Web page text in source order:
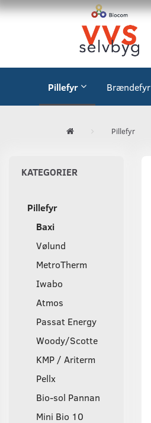
Pillefyr Brændefyr
Pillefyr
KATEGORIER
Pillefyr
Baxi
Vølund
MetroTherm
Iwabo
Atmos
Passat Energy
Woody/Scotte
KMP / Ariterm
Pellx
Bio-sol Pannan
Mini Bio 10